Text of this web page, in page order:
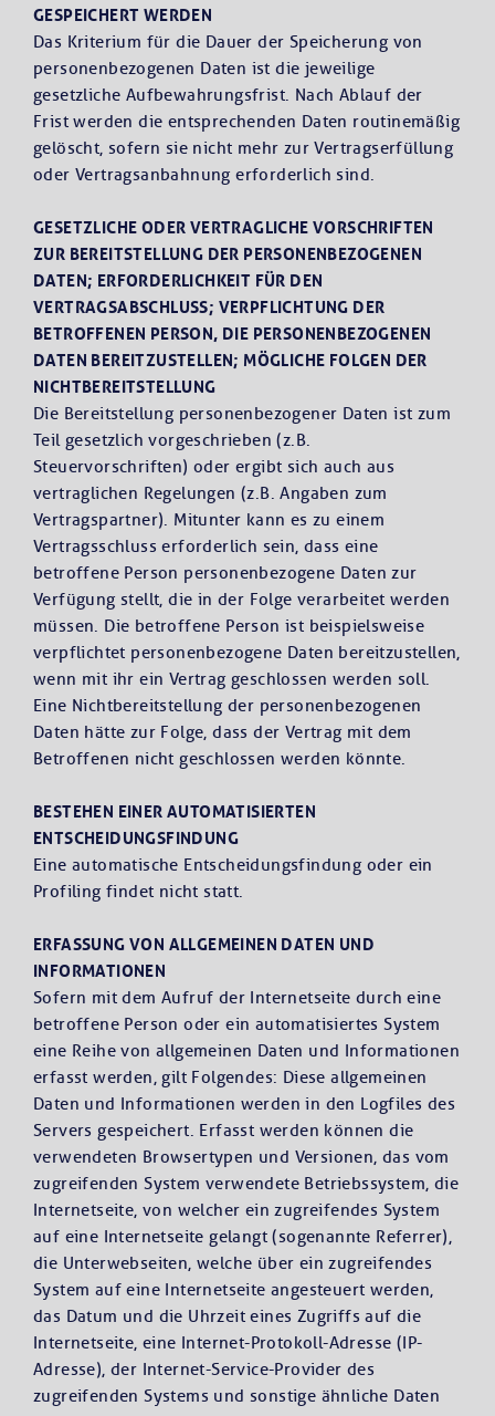
GESPEICHERT WERDEN
Das Kriterium für die Dauer der Speicherung von
personenbezogenen Daten ist die jeweilige
gesetzliche Aufbewahrungsfrist. Nach Ablauf der
Frist werden die entsprechenden Daten routinemäßig
gelöscht, sofern sie nicht mehr zur Vertragserfüllung
oder Vertragsanbahnung erforderlich sind.
GESETZLICHE ODER VERTRAGLICHE VORSCHRIFTEN
ZUR BEREITSTELLUNG DER PERSONENBEZOGENEN
DATEN; ERFORDERLICHKEIT FÜR DEN
VERTRAGSABSCHLUSS; VERPFLICHTUNG DER
BETROFFENEN PERSON, DIE PERSONENBEZOGENEN
DATEN BEREITZUSTELLEN; MÖGLICHE FOLGEN DER
NICHTBEREITSTELLUNG
Die Bereitstellung personenbezogener Daten ist zum
Teil gesetzlich vorgeschrieben (z.B.
Steuervorschriften) oder ergibt sich auch aus
vertraglichen Regelungen (z.B. Angaben zum
Vertragspartner). Mitunter kann es zu einem
Vertragsschluss erforderlich sein, dass eine
betroffene Person personenbezogene Daten zur
Verfügung stellt, die in der Folge verarbeitet werden
müssen. Die betroffene Person ist beispielsweise
verpflichtet personenbezogene Daten bereitzustellen,
wenn mit ihr ein Vertrag geschlossen werden soll.
Eine Nichtbereitstellung der personenbezogenen
Daten hätte zur Folge, dass der Vertrag mit dem
Betroffenen nicht geschlossen werden könnte.
BESTEHEN EINER AUTOMATISIERTEN
ENTSCHEIDUNGSFINDUNG
Eine automatische Entscheidungsfindung oder ein
Profiling findet nicht statt.
ERFASSUNG VON ALLGEMEINEN DATEN UND
INFORMATIONEN
Sofern mit dem Aufruf der Internetseite durch eine
betroffene Person oder ein automatisiertes System
eine Reihe von allgemeinen Daten und Informationen
erfasst werden, gilt Folgendes: Diese allgemeinen
Daten und Informationen werden in den Logfiles des
Servers gespeichert. Erfasst werden können die
verwendeten Browsertypen und Versionen, das vom
zugreifenden System verwendete Betriebssystem, die
Internetseite, von welcher ein zugreifendes System
auf eine Internetseite gelangt (sogenannte Referrer),
die Unterwebseiten, welche über ein zugreifendes
System auf eine Internetseite angesteuert werden,
das Datum und die Uhrzeit eines Zugriffs auf die
Internetseite, eine Internet-Protokoll-Adresse (IP-
Adresse), der Internet-Service-Provider des
zugreifenden Systems und sonstige ähnliche Daten